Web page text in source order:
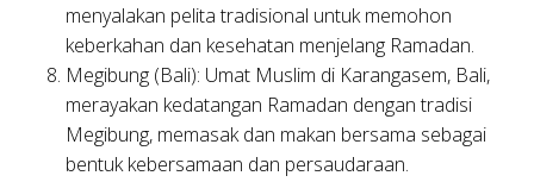
menyalakan pelita tradisional untuk memohon
keberkahan dan kesehatan menjelang Ramadan.
Megibung (Bali): Umat Muslim di Karangasem, Bali,
merayakan kedatangan Ramadan dengan tradisi
Megibung, memasak dan makan bersama sebagai
bentuk kebersamaan dan persaudaraan.